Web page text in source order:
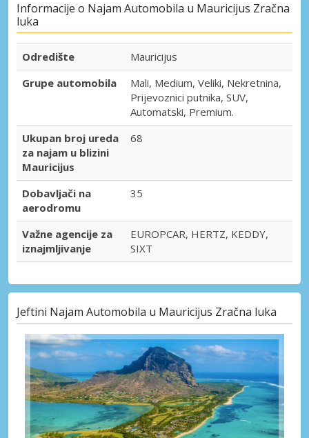
Informacije o Najam Automobila u Mauricijus Zračna
luka
Odredište
Mauricijus
Grupe automobila
Mali, Medium, Veliki, Nekretnina,
Prijevoznici putnika, SUV,
Automatski, Premium.
Ukupan broj ureda
za najam u blizini
Mauricijus
68
Dobavljači na
aerodromu
35
Važne agencije za
iznajmljivanje
EUROPCAR, HERTZ, KEDDY,
SIXT
Jeftini Najam Automobila u Mauricijus Zračna luka